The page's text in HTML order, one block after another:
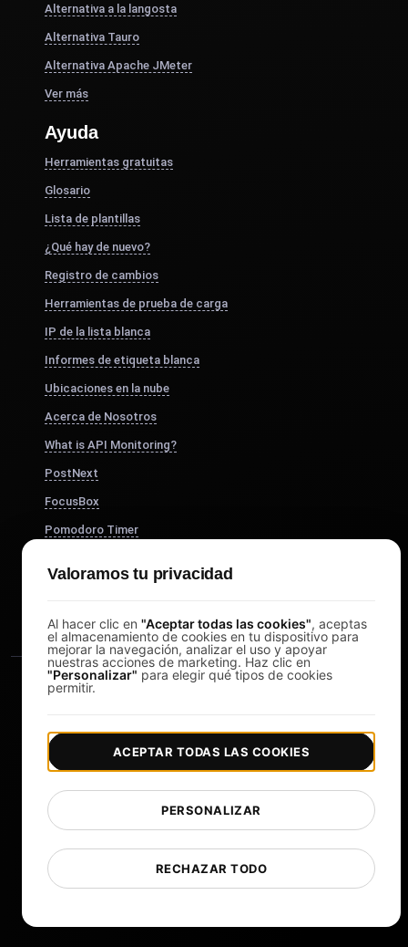
Alternativa a la langosta
Alternativa Tauro
Alternativa Apache JMeter
Ver más
Ayuda
Herramientas gratuitas
Glosario
Lista de plantillas
¿Qué hay de nuevo?
Registro de cambios
Herramientas de prueba de carga
IP de la lista blanca
Informes de etiqueta blanca
Ubicaciones en la nube
Acerca de Nosotros
What is API Monitoring?
PostNext
FocusBox
Pomodoro Timer
Copyright © 2026 LoadFocus | Términos y condiciones |
Política de privacidad | Protección de datos |
Preferencias de cookies
Valoramos tu privacidad
Al hacer clic en "Aceptar todas las cookies", aceptas
el almacenamiento de cookies en tu dispositivo para
mejorar la navegación, analizar el uso y apoyar
nuestras acciones de marketing. Haz clic en
"Personalizar" para elegir qué tipos de cookies
permitir.
RECHAZAR TODO
PERSONALIZAR
ACEPTAR TODAS LAS COOKIES